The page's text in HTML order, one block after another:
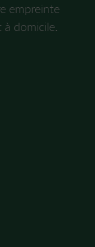
empreinte
domicile.